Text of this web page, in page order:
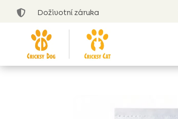
 Doživotní záruka